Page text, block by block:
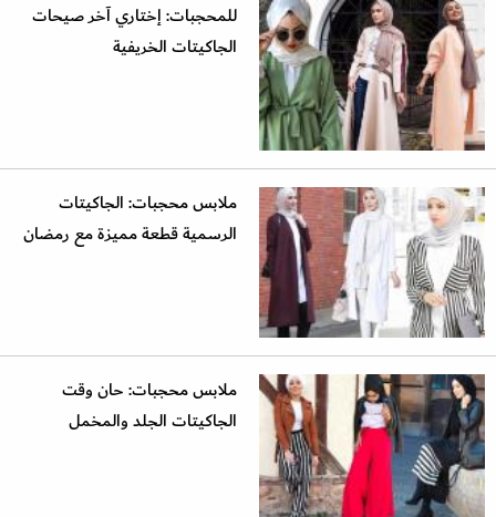
للمحجبات: إختاري آخر صيحات
الجاكيتات الخريفية
ملابس محجبات: الجاكيتات
الرسمية قطعة مميزة مع رمضان
ملابس محجبات: حان وقت
الجاكيتات الجلد والمخمل